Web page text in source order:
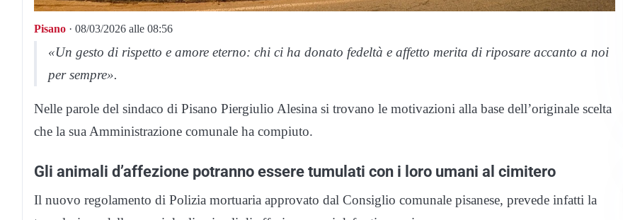
Pisano · 08/03/2026 alle 08:56
«Un gesto di rispetto e amore eterno: chi ci ha donato fedeltà e affetto merita di riposare accanto a noi
per sempre».
Nelle parole del sindaco di Pisano Piergiulio Alesina si trovano le motivazioni alla base dell’originale scelta
che la sua Amministrazione comunale ha compiuto.
Gli animali d’affezione potranno essere tumulati con i loro umani al cimitero
Il nuovo regolamento di Polizia mortuaria approvato dal Consiglio comunale pisanese, prevede infatti la